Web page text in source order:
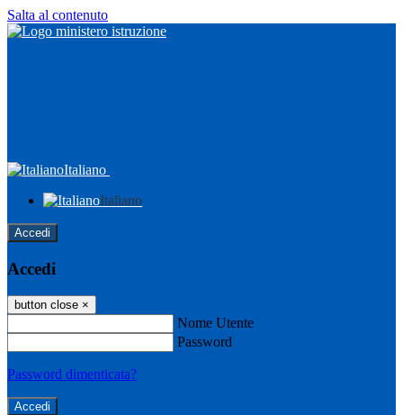
Salta al contenuto
Italiano
Italiano
Accedi
Accedi
button close ×
Nome Utente
Password
Password dimenticata?